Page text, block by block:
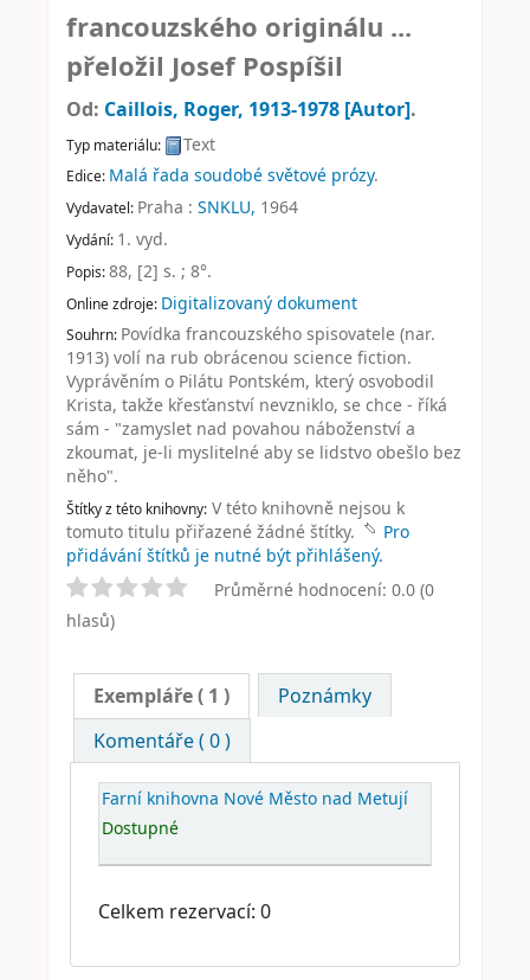
francouzského originálu ...
přeložil Josef Pospíšil
Od: Caillois, Roger, 1913-1978 [Autor].
Typ materiálu: Text
Edice: Malá řada soudobé světové prózy.
Vydavatel: Praha : SNKLU, 1964
Vydání: 1. vyd.
Popis:88, [2] s. ; 8°.
Online zdroje: Digitalizovaný dokument
Souhrn: Povídka francouzského spisovatele (nar.
1913) volí na rub obrácenou science fiction.
Vyprávěním o Pilátu Pontském, který osvobodil
Krista, takže křesťanství nevzniklo, se chce - říká
sám - "zamyslet nad povahou náboženství a
zkoumat, je-li myslitelné aby se lidstvo obešlo bez
něho".
Štítky z této knihovny: V této knihovně nejsou k
tomuto titulu přiřazené žádné štítky.
Pro
přidávání štítků je nutné být přihlášený.
Průměrné hodnocení: 0.0 (0
hlasů)
Exempláře( 1 )
Poznámky
Komentáře ( 0 )
Farní knihovna Nové Město nad Metují
Dostupné
Celkem rezervací: 0